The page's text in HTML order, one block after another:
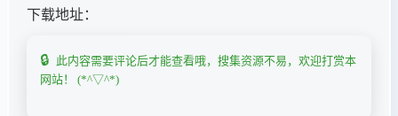
下载地址：
此内容需要评论后才能查看哦，搜集资源不易，欢迎打赏本
网站！ (*^▽^*)